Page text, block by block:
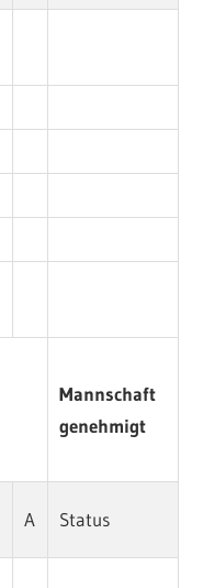
Mannschaft
genehmigt
A Status